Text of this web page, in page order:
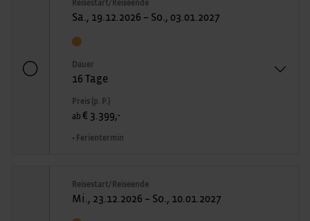
Reisestart/Reiseende
Sa., 19.12.2026 – So., 03.01.2027
Dauer
16 Tage
Preis (p. P.)
ab € 3.399,-
• Ferientermin
Reisestart/Reiseende
Mi., 23.12.2026 – So., 10.01.2027